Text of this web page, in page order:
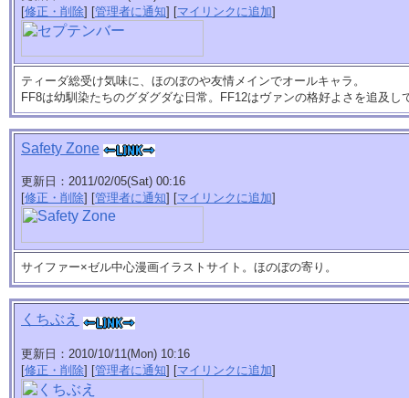
[修正・削除] [管理者に通知] [マイリンクに追加]
ティーダ総受け気味に、ほのぼのや友情メインでオールキャラ。
FF8は幼馴染たちのグダグダな日常。FF12はヴァンの格好よさを追及し
Safety Zone
更新日：2011/02/05(Sat) 00:16
[修正・削除] [管理者に通知] [マイリンクに追加]
サイファー×ゼル中心漫画イラストサイト。ほのぼの寄り。
くちぶえ
更新日：2010/10/11(Mon) 10:16
[修正・削除] [管理者に通知] [マイリンクに追加]